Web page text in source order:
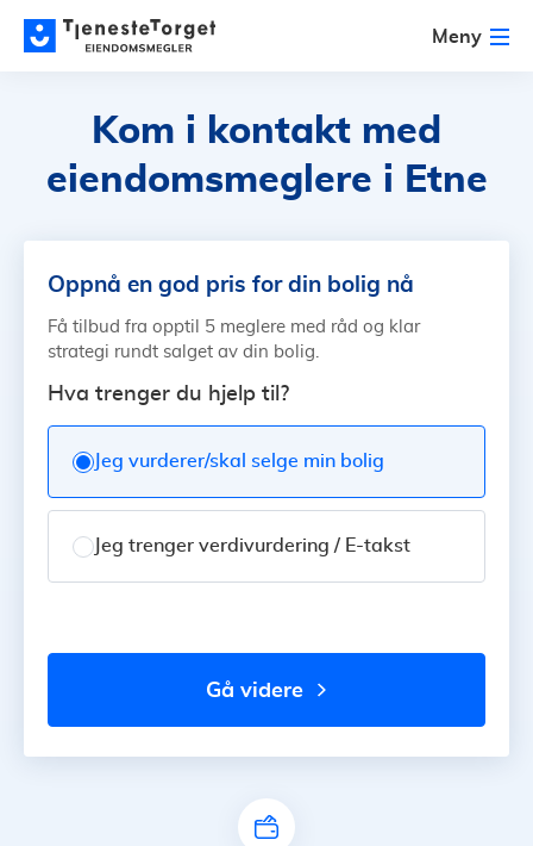
Meny
Kom i kontakt med
eiendomsmeglere i Etne
Oppnå en god pris for din bolig nå
Få tilbud fra opptil 5 meglere med råd og klar
strategi rundt salget av din bolig.
Hva trenger du hjelp til?
Jeg vurderer/skal selge min bolig
Jeg trenger verdivurdering / E-takst
gå videre